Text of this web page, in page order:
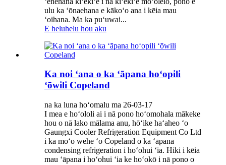
ulu ka ʻōnaehana e kākoʻo ana i kēia mau
ʻoihana. Ma ka puʻuwai...
E heluhelu hou aku
Ka noi ʻana o ka ʻāpana hoʻopili
ʻōwili Copeland
na ka luna hoʻomalu ma 26-03-17
I mea e hoʻololi ai i nā pono hoʻomohala mākeke
hou o nā lako mālama anu, hōʻike haʻaheo ʻo
Gaungxi Cooler Refrigeration Equipment Co Ltd
i ka moʻo wehe ʻo Copeland o ka ʻāpana
condensing refrigeration i hoʻohui ʻia. Hiki i kēia
mau ʻāpana i hoʻohui ʻia ke hoʻokō i nā pono o